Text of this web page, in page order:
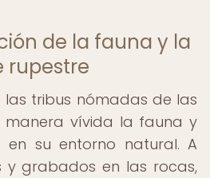
de la fauna y la
rupestre
las tribus nómadas de las
manera vívida la fauna y
en su entorno natural. A
y grabados en las rocas,